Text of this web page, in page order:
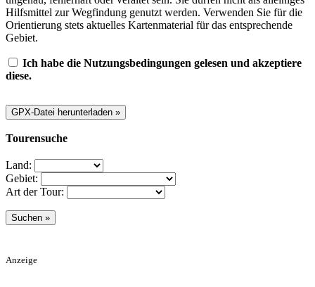
Hilfsmittel zur Wegfindung genutzt werden. Verwenden Sie für die
Orientierung stets aktuelles Kartenmaterial für das entsprechende
Gebiet.
Ich habe die Nutzungsbedingungen gelesen und akzeptiere
diese.
Tourensuche
Land:
Gebiet:
Art der Tour:
Anzeige